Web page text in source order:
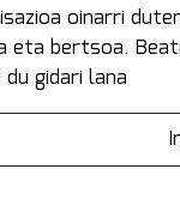
oinarri
eta bertsoa.
du gidari lana